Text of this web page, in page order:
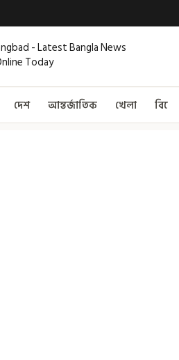
দেশ আন্তর্জাতিক খেলা